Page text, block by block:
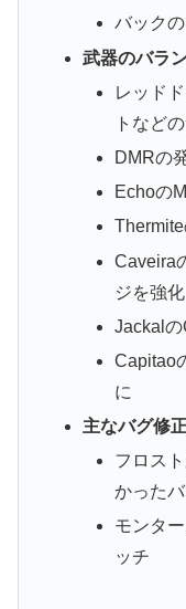
バック
武器のバラ
レッド
トなど
DMRの
Echoの
Caveira
ジを強化
Jackal
Capitao
に
主なバグ修
フロス
かった
モンタ
ッチ